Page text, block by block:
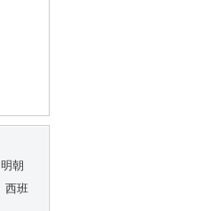
明朝
西班